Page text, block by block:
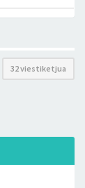
32 viestiketjua